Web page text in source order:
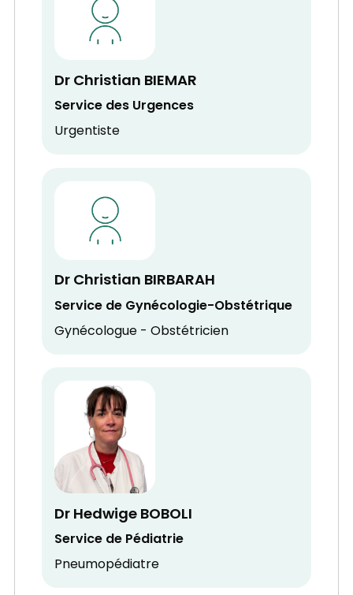
Dr Christian BIEMAR
Service des Urgences
Urgentiste
Dr Christian BIRBARAH
Service de Gynécologie-Obstétrique
Gynécologue - Obstétricien
Dr Hedwige BOBOLI
Service de Pédiatrie
Pneumopédiatre